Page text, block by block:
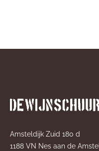
Amsteldijk Zuid 180 d
1188 VN Nes aan de Amstel